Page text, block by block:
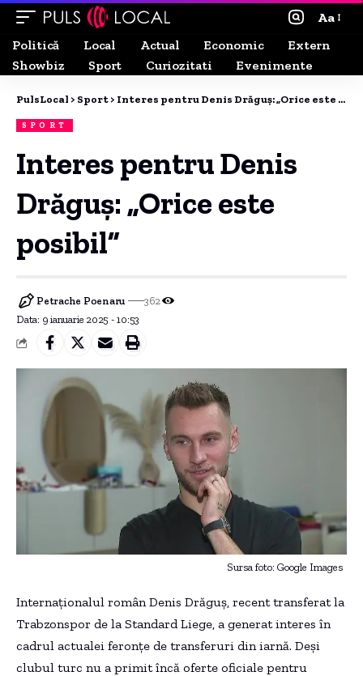
Aa
Politică
Local Actual Economic
Extern
Showbiz
Sport Curiozitati Evenimente
PulsLocal > Sport > Interes pentru Denis Drăguș: „Orice este posibil”
SPORT
Interes pentru Denis
Drăguș: „Orice este
posibil”
Data: 9 ianuarie 2025 - 10:53
Petrache Poenaru 362
Sursa foto: Google Images
Internaționalul român Denis Drăguș, recent transferat la
Trabzonspor de la Standard Liege, a generat interes în
cadrul actualei feronțe de transferuri din iarnă. Deși
clubul turc nu a primit încă oferte oficiale pentru